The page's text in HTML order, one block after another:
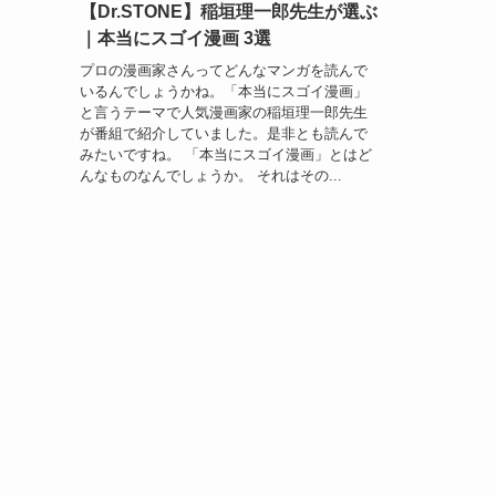
【Dr.STONE】稲垣理一郎先生が選ぶ
｜本当にスゴイ漫画 3選
プロの漫画家さんってどんなマンガを読んで
いるんでしょうかね。「本当にスゴイ漫画」
と言うテーマで人気漫画家の稲垣理一郎先生
が番組で紹介していました。是非とも読んで
みたいですね。 「本当にスゴイ漫画」とはど
んなものなんでしょうか。 それはその...